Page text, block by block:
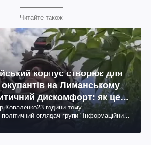
Читайте також
корпус створює для
окупантів на Лиманському
дискомфорт: як це
Коваленко23 години тому
політичний оглядач групи "Інформаційний